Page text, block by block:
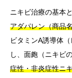
ニキビ治療の基本
アダパレン（商品
ビタミンA誘導体
し、面皰（ニキビ
症性・非炎症性ニ